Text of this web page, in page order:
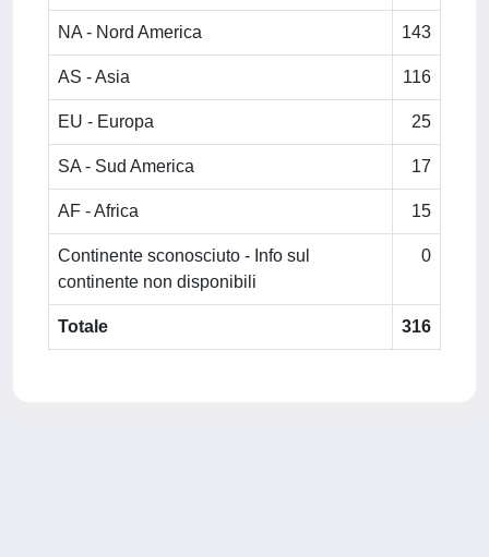
NA - Nord America 143
AS - Asia 116
EU - Europa 25
SA - Sud America 17
AF - Africa 15
Continente sconosciuto - Info sul
continente non disponibili
0
Totale 316